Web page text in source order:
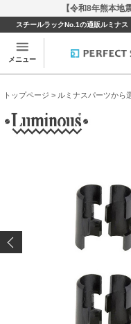
【令和8年熊本地
スチールラックNo.1の通販ルミナ
メニュー
トップページ > ルミナスパーツから